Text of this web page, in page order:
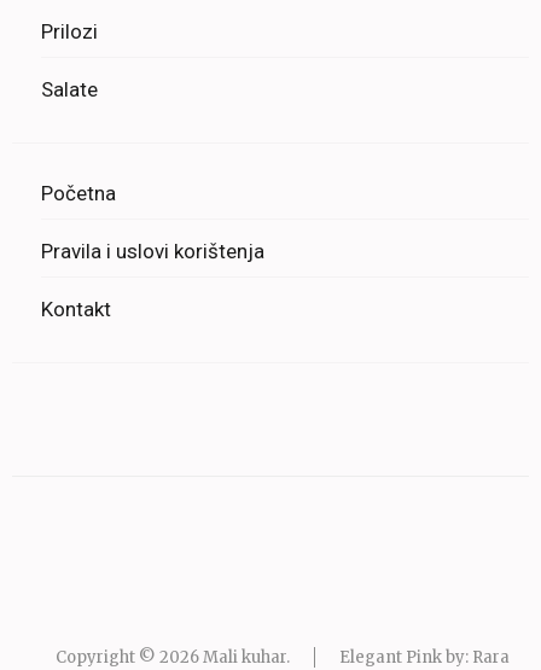
Prilozi
Salate
Početna
Pravila i uslovi korištenja
Kontakt
Copyright © 2026Mali kuhar. Elegant Pink by: Rara